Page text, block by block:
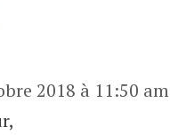
2018 à 11:50 am